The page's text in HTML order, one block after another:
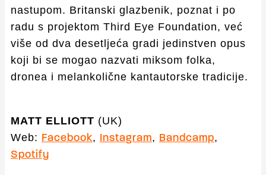
nastupom. Britanski glazbenik, poznat i po
radu s projektom Third Eye Foundation, već
više od dva desetljeća gradi jedinstven opus
koji bi se mogao nazvati miksom folka,
dronea i melankolične kantautorske tradicije.
MATT ELLIOTT (UK)
Web: Facebook, Instagram, Bandcamp,
Spotify